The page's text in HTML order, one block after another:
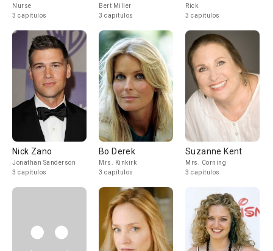
Nurse
3 capítulos
Bert Miller
3 capítulos
Rick
3 capítulos
Nick Zano
Jonathan Sanderson
3 capítulos
Bo Derek
Mrs. Kinkirk
3 capítulos
Suzanne Kent
Mrs. Corning
3 capítulos